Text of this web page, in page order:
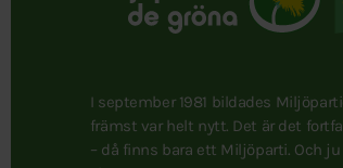
I september 1981 bildades
främst var helt nytt. Det är det
– då finns bara ett Miljöparti. Och